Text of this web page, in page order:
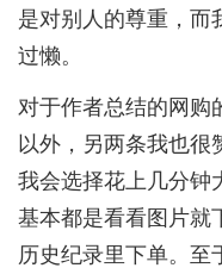
是对别人的尊重，而
过懒。
对于作者总结的网购
以外，另两条我也很
我会选择花上几分钟
基本都是看看图片就
历史纪录里下单。至